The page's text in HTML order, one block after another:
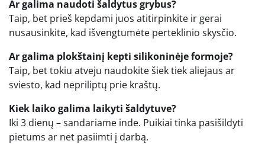
Ar galima naudoti šaldytus grybus?
Taip, bet prieš kepdami juos atitirpinkite ir gerai
nusausinkite, kad išvengtumėte perteklinio skysčio.
Ar galima plokštainį kepti silikoninėje formoje?
Taip, bet tokiu atveju naudokite šiek tiek aliejaus ar
sviesto, kad nepriliptų prie kraštų.
Kiek laiko galima laikyti šaldytuve?
Iki 3 dienų – sandariame inde. Puikiai tinka pasišildyti
pietums ar net pasiimti į darbą.